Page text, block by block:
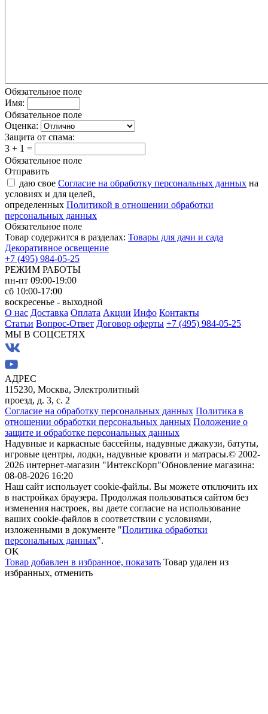
Обязательное поле
Имя:
Обязательное поле
Оценка:
Защита от спама:
3 + 1 =
Обязательное поле
Отправить
даю свое Согласие на обработку персональных данных на
условиях и для целей,
определенных Политикой в отношении обработки
персональных данных
Обязательное поле
Товар содержится в разделах: Товары для дачи и сада
Декоративное освещение
+7 (495) 984-05-25
РЕЖИМ РАБОТЫ
пн-пт 09:00-19:00
сб 10:00-17:00
воскресенье - выходной
О нас Доставка Оплата Акции Инфо Контакты
Статьи Вопрос-Ответ Договор оферты +7 (495) 984-05-25
МЫ В СОЦСЕТЯХ
АДРЕС
115230, Москва, Электролитный
проезд, д. 3, с. 2
Согласие на обработку персональных данных Политика в
отношении обработки персональных данных Положение о
защите и обработке персональных данных
Надувные и каркасные бассейны, надувные джакузи, батуты,
игровые центры, лодки, надувные кровати и матрасы.© 2002-
2026 интернет-магазин "ИнтексКорп"Обновление магазина:
08-08-2026 16:20
Наш сайт использует cookie-файлы. Вы можете отключить их
в настройках браузера. Продолжая пользоваться сайтом без
изменения настроек, вы даете согласие на использование
ваших cookie-файлов в соответствии с условиями,
изложенными в документе "Политика обработки
персональных данных".
OK
Товар добавлен в избранное, показать Товар удален из
избранных, отменить